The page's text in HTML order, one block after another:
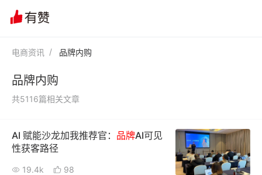
电商资讯 品牌内购
品牌内购
共5116篇相关文章
AI 赋能沙龙加我推荐官： 品牌AI可见
性获客路径
19.4k 98